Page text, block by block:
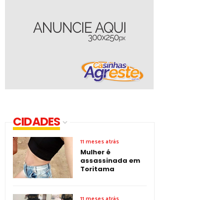
CIDADES
11 meses atrás
Mulher é
assassinada em
Toritama